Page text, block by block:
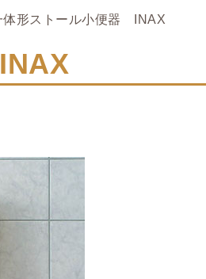
体形ストール小便器 INAX